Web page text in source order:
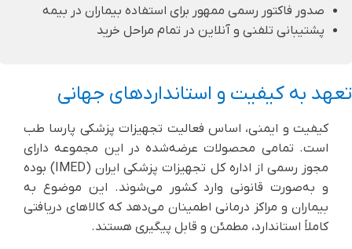
صدور فاکتور رسمی ممهور برای استفاده بیماران در بیمه
پشتیبانی تلفنی و آنلاین در تمام مراحل خرید
تعهد به کیفیت و استانداردهای جهانی
کیفیت و ایمنی، اساس فعالیت تجهیزات پزشکی پارسا طب
است. تمامی محصولات عرضه‌شده در این مجموعه دارای
مجوز رسمی از اداره کل تجهیزات پزشکی ایران (IMED) بوده
و به‌صورت قانونی وارد کشور می‌شوند. این موضوع به
بیماران و مراکز درمانی اطمینان می‌دهد که کالاهای دریافتی
کاملاً استاندارد، مطمئن و قابل پیگیری هستند.